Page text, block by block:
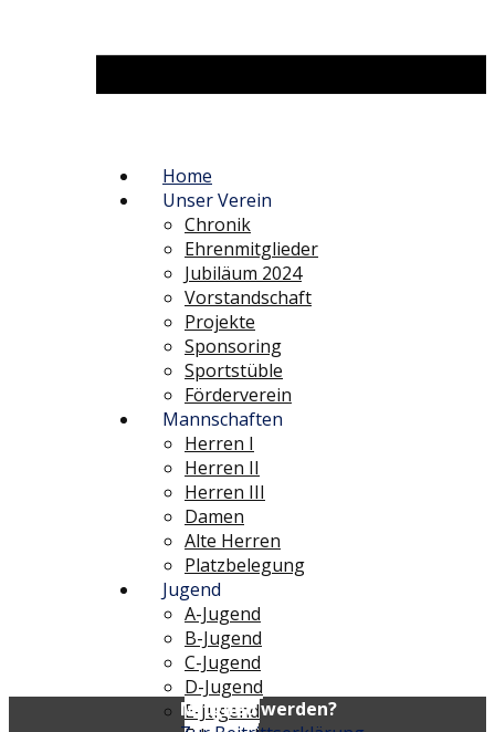
Home
Unser Verein
Chronik
Ehrenmitglieder
Jubiläum 2024
Vorstandschaft
Projekte
Sponsoring
Sportstüble
Förderverein
Mannschaften
Herren I
Herren II
Herren III
Damen
Alte Herren
Platzbelegung
Jugend
A-Jugend
B-Jugend
C-Jugend
D-Jugend
E-Jugend
Mitglied werden?